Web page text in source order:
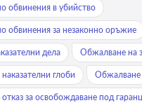
обвинения в убийство
обвинения за незаконно оръжие
дела Обжалване на
глоби Обжалване
за освобождаване под